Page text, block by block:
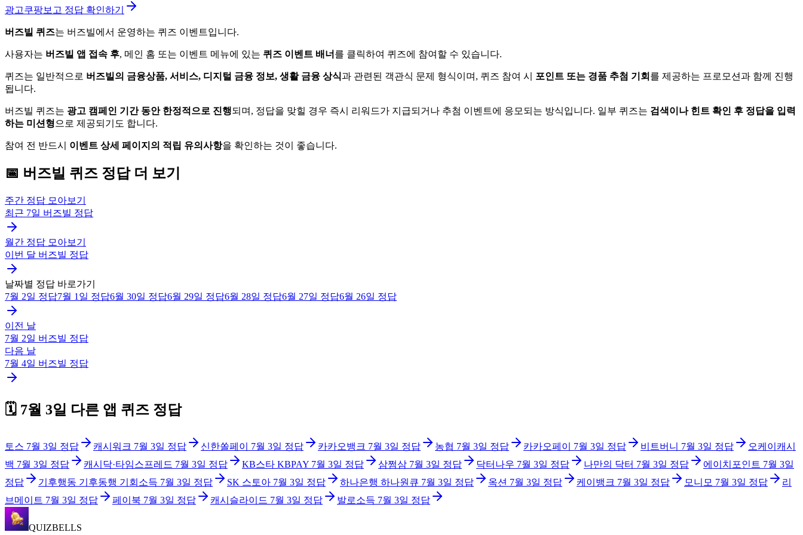
광고쿠팡보고 정답 확인하기
버즈빌 퀴즈는 버즈빌에서 운영하는 퀴즈 이벤트입니다.
사용자는 버즈빌 앱 접속 후, 메인 홈 또는 이벤트 메뉴에 있는 퀴즈 이벤트 배너 를 클릭하여 퀴즈에 참여할 수 있습니다.
퀴즈는 일반적으로 버즈빌의 금융상품, 서비스, 디지털 금융 정보, 생활 금융 상식과 관련된 객관식 문제 형식이며, 퀴즈 참여 시 포인트 또는 경품 추첨 기회 를 제공하는 프로모션과 함께 진행
됩니다.
버즈빌 퀴즈는 광고 캠페인 기간 동안 한정적으로 진행되며, 정답을 맞힐 경우 즉시 리워드가 지급되거나 추첨 이벤트에 응모되는 방식입니다. 일부 퀴즈는 검색이나 힌트 확인 후 정답을 입력
하는 미션형 으로 제공되기도 합니다.
참여 전 반드시 이벤트 상세 페이지의 적립 유의사항을 확인하는 것이 좋습니다.
📅 버즈빌 퀴즈 정답 더 보기
주간 정답 모아보기
최근 7일 버즈빌 정답
월간 정답 모아보기
이번 달 버즈빌 정답
날짜별 정답 바로가기
7월 2일 정답7월 1일 정답6월 30일 정답6월 29일 정답6월 28일 정답6월 27일 정답6월 26일 정답
이전 날
7월 2일 버즈빌 정답
다음 날
7월 4일 버즈빌 정답
🗓️ 7월 3일 다른 앱 퀴즈 정답
토스 7월 3일 정답 캐시워크 7월 3일 정답 신한쏠페이 7월 3일 정답 카카오뱅크 7월 3일 정답 농협 7월 3일 정답 카카오페이 7월 3일 정답 비트버니 7월 3일 정답
오케이캐시
백 7월 3일 정답 캐시닥·타임스프레드 7월 3일 정답 KB스타 KBPAY 7월 3일 정답 삼쩜삼 7월 3일 정답 닥터나우 7월 3일 정답 나만의 닥터 7월 3일 정답 에이치포인트 7월 3일
정답
기후행동 기후동행 기회소득 7월 3일 정답 SK 스토아 7월 3일 정답 하나은행 하나원큐 7월 3일 정답 옥션 7월 3일 정답 케이뱅크 7월 3일 정답 모니모 7월 3일 정답
리
브메이트 7월 3일 정답 페이북 7월 3일 정답 캐시슬라이드 7월 3일 정답 발로소득 7월 3일 정답
QUIZBELLS